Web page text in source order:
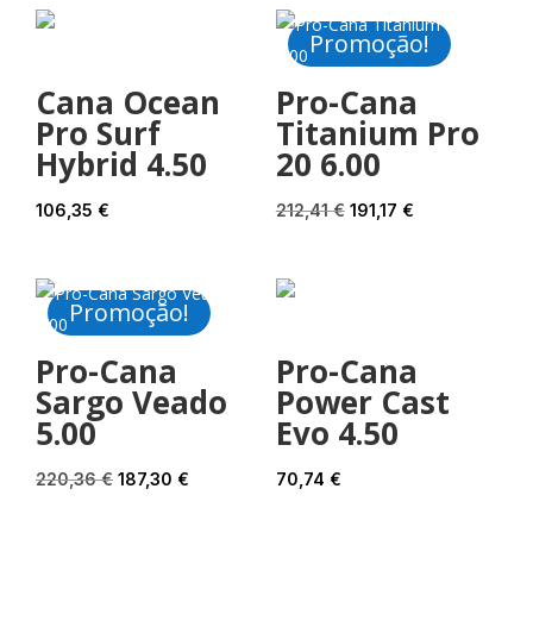
Cana Ocean
Pro Surf
Hybrid 4.50
106,35 €
Promoção!
Pro-Cana
Titanium Pro
20 6.00
212,41€ O
191,17 €O
Promoção!
Pro-Cana
Sargo Veado
5.00
220,36€ O
187,30 €
Pro-Cana
Power Cast
Evo 4.50
70,74 €